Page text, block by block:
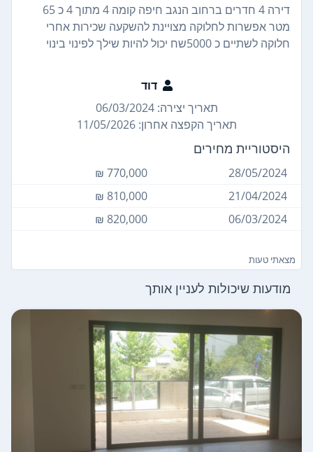
דירה 4 חדרים ברחוב הנגב חיפה קומה 4 מתוך 4 כ 65
מטר אפשרות לחלוקה מצויינת להשקעה שכירות אחרי
חלוקה לשתיים כ 5000שח יכול להיות שילך לפינוי בינוי
דוד
תאריך יצירה: 06/03/2024
תאריך הקפצה אחרון: 11/05/2026
היסטוריית מחירים
28/05/2024
770,000 ₪
21/04/2024
810,000 ₪
06/03/2024
820,000 ₪
מצאתי טעות
מודעות שיכולות לעניין אותך